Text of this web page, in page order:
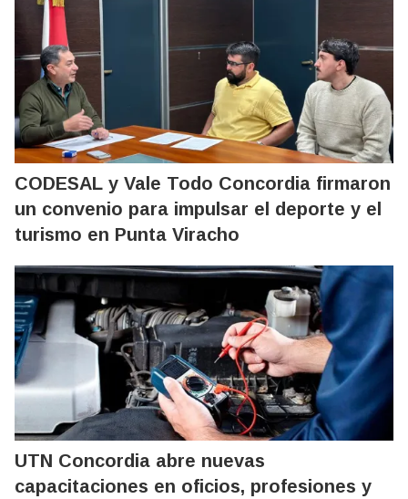
CODESAL y Vale Todo Concordia firmaron
un convenio para impulsar el deporte y el
turismo en Punta Viracho
UTN Concordia abre nuevas
capacitaciones en oficios, profesiones y